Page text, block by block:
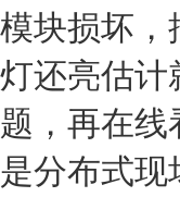
模块损坏，
灯还亮估计
题，再在线
是分布式现